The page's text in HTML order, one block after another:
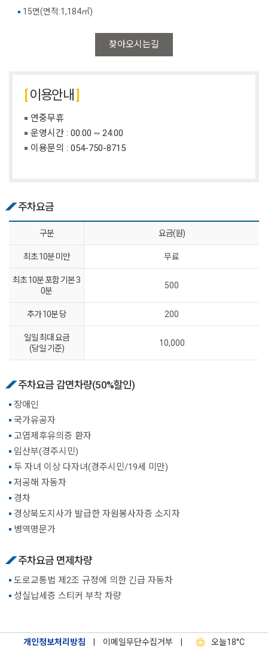
찾아오시는길
15면(면적:1,184㎡)
이용안내
연중무휴
운영시간 : 00:00 ~ 24:00
이용문의 : 054-750-8715
주차요금
구분 요금(원)
최초 10분 미만 무료
최초 10분 포함 기본 3
0분
500
추가 10분 당 200
일일 최대 요금
(당일 기준)
10,000
주차요금 감면차량(50%할인)
장애인
국가유공자
고엽제후유의증 환자
임산부(경주시민)
두 자녀 이상 다자녀(경주시민/19세 미만)
저공해 자동차
경차
경상북도지사가 발급한 자원봉사자증 소지자
병역명문가
주차요금 면제차량
도로교통법 제2조 규정에 의한 긴급 자동차
성실납세증 스티커 부착 차량
개인정보처리방침 이메일무단수집거부 오늘18°C